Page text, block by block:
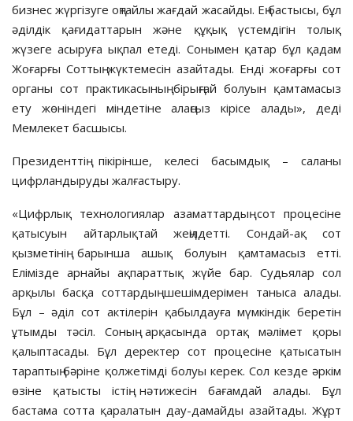
бизнес жүргізуге оңтайлы жағдай жасайды. Ең бастысы, бұл
әділдік қағидаттарын және құқық үстемдігін толық
жүзеге асыруға ықпал етеді. Сонымен қатар бұл қадам
Жоғарғы Соттың жүктемесін азайтады. Енді жоғарғы сот
органы сот практикасының бірыңғай болуын қамтамасыз
ету жөніндегі міндетіне алаңсыз кірісе алады», деді
Мемлекет басшысы.
Президенттің пікірінше, келесі басымдық – саланы
цифрландыруды жалғастыру.
«Цифрлық технологиялар азаматтардың сот процесіне
қатысуын айтарлықтай жеңілдетті. Сондай-ақ сот
қызметінің барынша ашық болуын қамтамасыз етті.
Елімізде арнайы ақпараттық жүйе бар. Судьялар сол
арқылы басқа соттардың шешімдерімен таныса алады.
Бұл – әділ сот актілерін қабылдауға мүмкіндік беретін
ұтымды тәсіл. Соның арқасында ортақ мәлімет қоры
қалыптасады. Бұл деректер сот процесіне қатысатын
тараптың бәріне қолжетімді болуы керек. Сол кезде әркім
өзіне қатысты істің нәтижесін бағамдай алады. Бұл
бастама сотта қаралатын дау-дамайды азайтады. Жұрт